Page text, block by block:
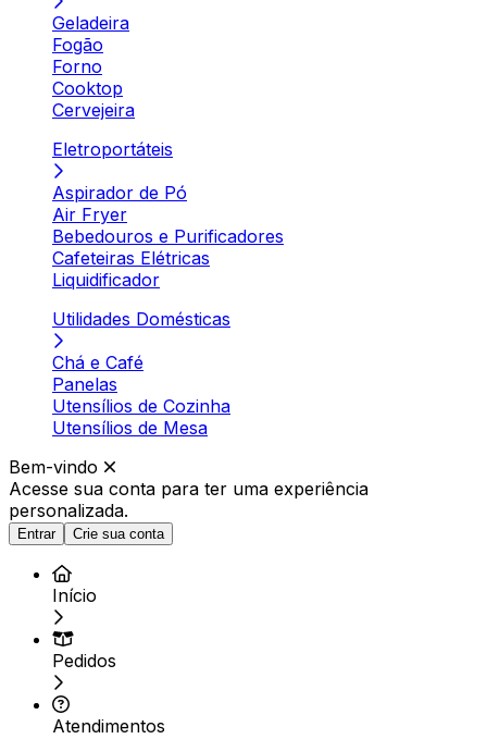
Geladeira
Fogão
Forno
Cooktop
Cervejeira
Eletroportáteis
Aspirador de Pó
Air Fryer
Bebedouros e Purificadores
Cafeteiras Elétricas
Liquidificador
Utilidades Domésticas
Chá e Café
Panelas
Utensílios de Cozinha
Utensílios de Mesa
Bem-vindo
Acesse sua conta para ter uma experiência
personalizada.
Entrar Crie sua conta
Início
Pedidos
Atendimentos